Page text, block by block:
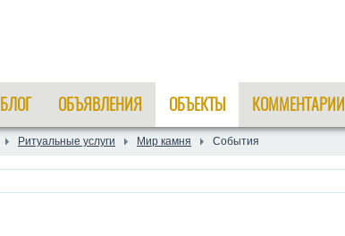
БЛОГ ОБЪЯВЛЕНИЯ ОБЪЕКТЫ КОММЕНТАРИИ
Ритуальные услуги Мир камня События